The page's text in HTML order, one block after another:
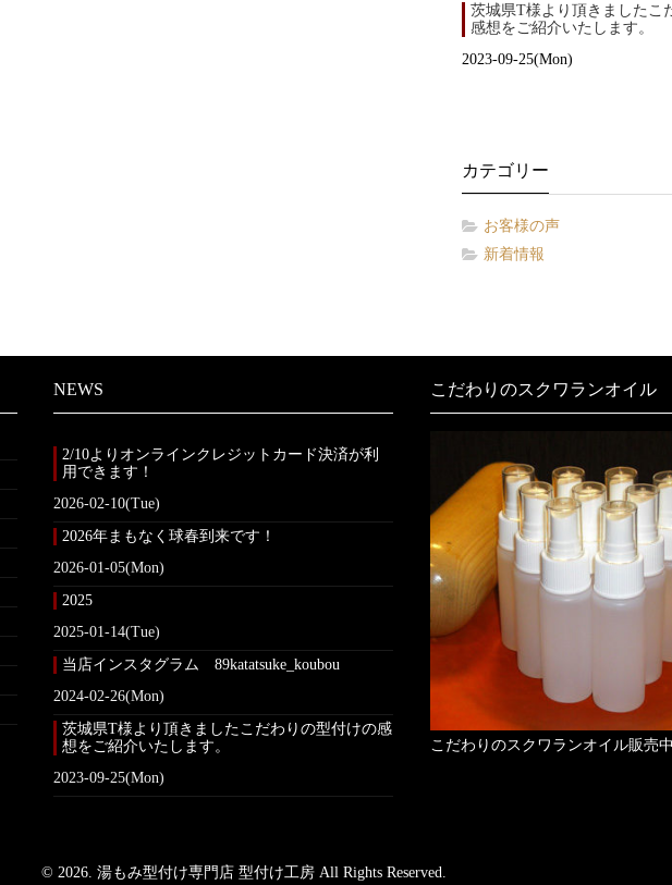
茨城県T様より頂きましたこ
感想をご紹介いたします。
2023-09-25(Mon)
カテゴリー
お客様の声
新着情報
NEWS
2/10よりオンラインクレジットカード決済が利
用できます！
2026-02-10(Tue)
2026年まもなく球春到来です！
2026-01-05(Mon)
2025
2025-01-14(Tue)
当店インスタグラム 89katatsuke_koubou
2024-02-26(Mon)
茨城県T様より頂きましたこだわりの型付けの感
想をご紹介いたします。
2023-09-25(Mon)
こだわりのスクワランオイル
こだわりのスクワランオイル販売中
© 2026. 湯もみ型付け専門店 型付け工房 All Rights Reserved.